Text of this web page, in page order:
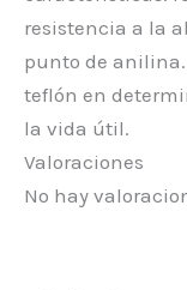
resistencia a la
punto de
teflón en
la vida útil.
Valoraciones
No hay